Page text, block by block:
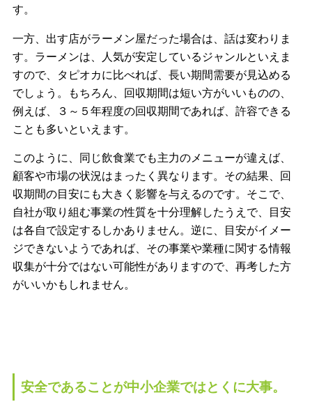
す。
一方、出す店がラーメン屋だった場合は、話は変わりま
す。ラーメンは、人気が安定しているジャンルといえま
すので、タピオカに比べれば、長い期間需要が見込める
でしょう。もちろん、回収期間は短い方がいいものの、
例えば、３～５年程度の回収期間であれば、許容できる
ことも多いといえます。
このように、同じ飲食業でも主力のメニューが違えば、
顧客や市場の状況はまったく異なります。その結果、回
収期間の目安にも大きく影響を与えるのです。そこで、
自社が取り組む事業の性質を十分理解したうえで、目安
は各自で設定するしかありません。逆に、目安がイメー
ジできないようであれば、その事業や業種に関する情報
収集が十分ではない可能性がありますので、再考した方
がいいかもしれません。
安全であることが中小企業ではとくに大事。